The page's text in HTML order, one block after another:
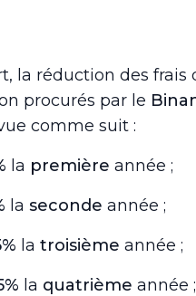
la réduction des frais
procurés par le
comme suit :
la première année ;
la seconde année ;
la troisième année ;
la quatrième année ;